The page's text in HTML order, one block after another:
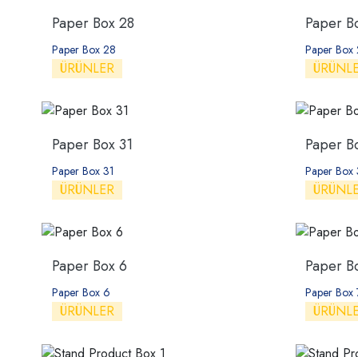
Paper Box 28
Paper Box 28
ÜRÜNLER
Paper
Paper Box
Paper Box 31
Paper Box 31
ÜRÜNLER
Paper
Paper Box
Paper Box 6
Paper Box 6
ÜRÜNLER
Paper
Paper Box